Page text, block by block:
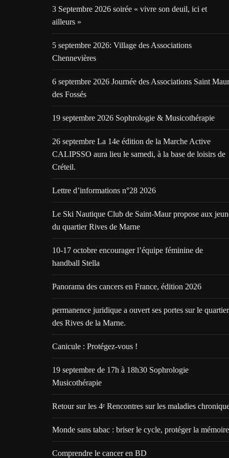
3 Septembre 2026 soirée « vivre son deuil, ici et
ailleurs »
5 septembre 2026: Village des Associations
Chennevières
6 septembre 2026 Journée des Associations Saint Maur
des Fossés
19 septembre 2026 Sophrologie & Musicothérapie
26 septembre La 14e édition de la Marche Active
CALIPSSO aura lieu le samedi, à la base de loisirs de
Créteil.
Lettre d’informations n°28 2026
Le Ski Nautique Club de Saint-Maur propose aux
du quartier Rives de Marne
10-17 octobre encourager l’équipe féminine de
handball Stella
Panorama des cancers en France, édition 2026
permanence juridique a ouvert ses portes sur le quartier
des Rives de la Marne.
Canicule : Protégez-vous !
19 septembre de 17h à 18h30 Sophrologie
Musicothérapie
Retour sur les 4ᵉ Rencontres sur les maladies
Monde sans tabac : briser le cycle, protéger la mémoire
Comprendre le cancer en BD